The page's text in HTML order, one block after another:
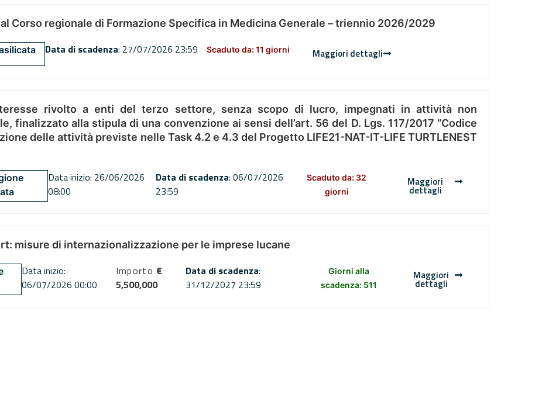
Corso regionale di Formazione Specifica in Medicina Generale – triennio 2026/2029
Data di scadenza: 27/07/2026 23:59 Scaduto da: 11 giorni Maggiori dettagli
rivolto a enti del terzo settore, senza scopo di lucro, impegnati in attività non
finalizzato alla stipula di una convenzione ai sensi dell’art. 56 del D. Lgs. 117/2017 “Codice
delle attività previste nelle Task 4.2 e 4.3 del Progetto LIFE21-NAT-IT-LIFE TURTLENEST
Data inizio: 26/06/2026
08:00
Data di scadenza: 06/07/2026
23:59
Scaduto da: 32
giorni
Maggiori
dettagli
misure di internazionalizzazione per le imprese lucane
Data inizio:
06/07/2026 00:00
Importo €
5,500,000
Data di scadenza:
31/12/2027 23:59
Giorni alla
scadenza: 511
Maggiori
dettagli